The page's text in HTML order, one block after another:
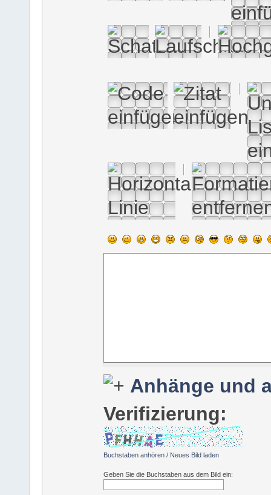
Anhänge und
Verifizierung:
Buchstaben anhören / Neues Bild laden
Geben Sie die Buchstaben aus dem Bild ein: